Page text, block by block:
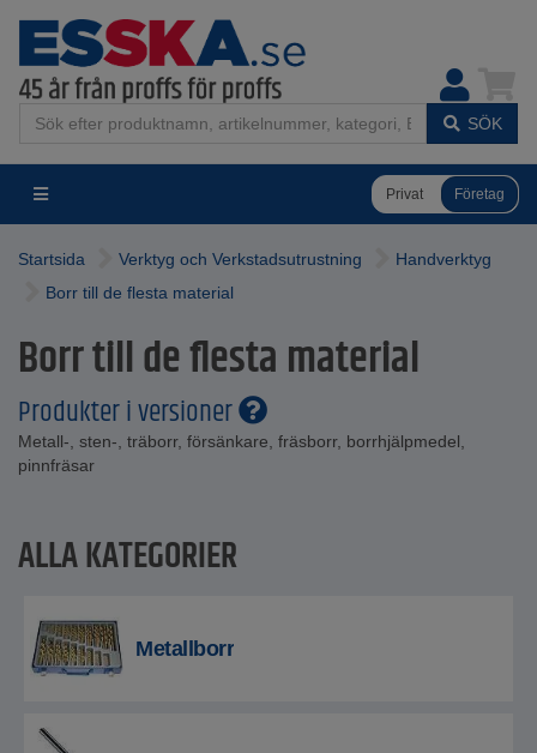
SÖK
Privat Företag
Startsida Verktyg och Verkstadsutrustning
Handverktyg
Borr till de flesta material
Borr till de flesta material
Produkter i versioner
Metall-, sten-, träborr, försänkare, fräsborr, borrhjälpmedel,
pinnfräsar
ALLA KATEGORIER
Metallborr